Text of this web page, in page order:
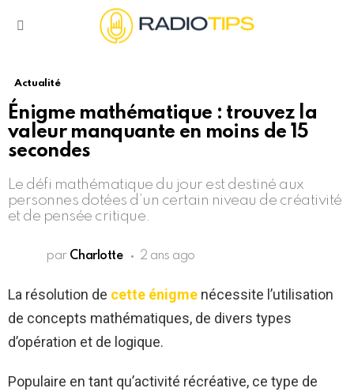
Actualité
Énigme mathématique : trouvez la
valeur manquante en moins de 15
secondes
Le défi mathématique du jour est destiné aux
personnes dotées d’un certain niveau de créativité
et de pensée critique.
par Charlotte 2 ans ago
La résolution de cette énigme nécessite l’utilisation
de concepts mathématiques, de divers types
d’opération et de logique.
Populaire en tant qu’activité récréative, ce type de